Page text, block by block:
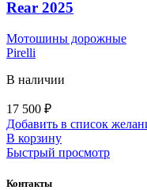
Rear 2025
Мотошины дорожные
Pirelli
В наличии
17 500 ₽
Добавить в список
В корзину
Быстрый просмотр
Контакты